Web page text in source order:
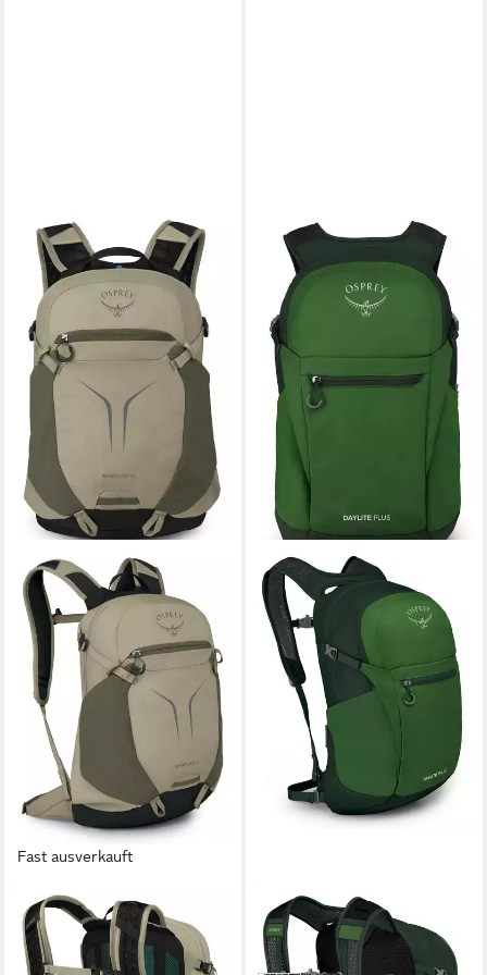
Fast ausverkauft
OSPREY
Wanderrucksack Hiking
Backpack
63,04 €
OSPREY
Rucksack Daylite Plus
74,40 €
in 3-4 Werktagen bei dir